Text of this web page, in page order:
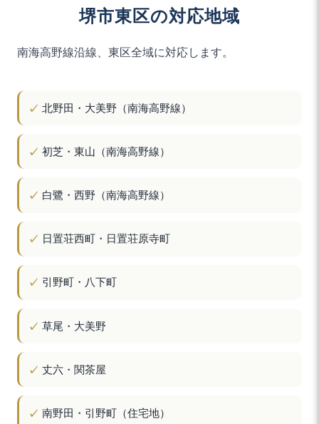
堺市東区の対応地域
南海高野線沿線、東区全域に対応します。
北野田・大美野（南海高野線）
初芝・東山（南海高野線）
白鷺・西野（南海高野線）
日置荘西町・日置荘原寺町
引野町・八下町
草尾・大美野
丈六・関茶屋
南野田・引野町（住宅地）